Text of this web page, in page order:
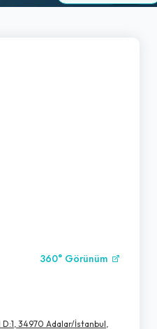
360° Görünüm
D:1, 34970 Adalar/İstanbul,